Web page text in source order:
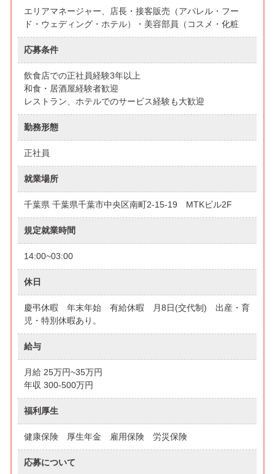
エリアマネージャー、店長・接客販売（アパレル・フー
ド・ウェディング・ホテル）・美容部員（コスメ・化粧
応募条件
飲食店での正社員経験3年以上
和食・居酒屋経験者歓迎
レストラン、ホテルでのサービス経験も大歓迎
勤務形態
正社員
就業場所
千葉県 千葉県千葉市中央区南町2-15-19 MTKビル2F
規定就業時間
14:00~03:00
休日
慶弔休暇 年末年始 有給休暇 月8日(交代制) 出産・育
児・特別休暇あり。
給与
月給 25万円~35万円
年収 300-500万円
福利厚生
健康保険 厚生年金 雇用保険 労災保険
応募について